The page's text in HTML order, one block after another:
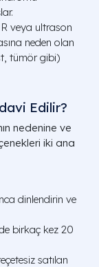
veya ultrason
neden olan
tümör gibi)
Edilir?
nedenine ve
iki ana
dinlendirin ve
birkaç kez 20
satılan